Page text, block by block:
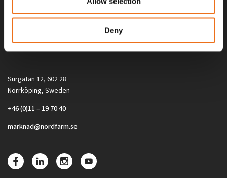
Deny
Alla priser på tillbehör och tillval gäller vid köp av ny maskin. Priserna
gäller inte vid köp av enskild produkt, till exempel
Surgatan 12, 602 28
Norrköping, Sweden
+46 (0)11 – 19 70 40
marknad@nordfarm.se